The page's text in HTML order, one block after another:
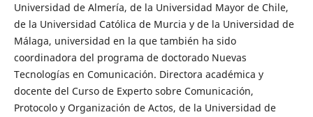
Universidad de Almería, de la Universidad Mayor de Chile,
de la Universidad Católica de Murcia y de la Universidad de
Málaga, universidad en la que también ha sido
coordinadora del programa de doctorado Nuevas
Tecnologías en Comunicación. Directora académica y
docente del Curso de Experto sobre Comunicación,
Protocolo y Organización de Actos, de la Universidad de